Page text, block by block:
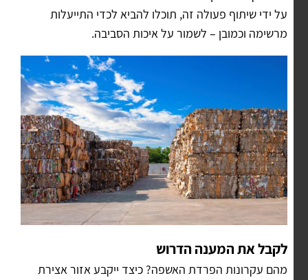
על ידי שיתוף פעולה זה, תוכלו להביא לכדי התייעלות
מרשימה וכמובן – לשמור על איכות הסביבה.
לקבל את המענה הדרוש
מהם עקרונות הפרדת האשפה? כיצד ייקבע אזור אצירת